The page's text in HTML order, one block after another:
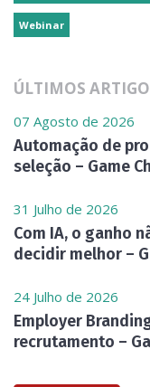
Webinar
ÚLTIMOS
07 Agosto de 2026
Automação de
seleção – Game
31 Julho de 2026
Com IA, o ganho
decidir melhor –
24 Julho de 2026
Employer
recrutamento –